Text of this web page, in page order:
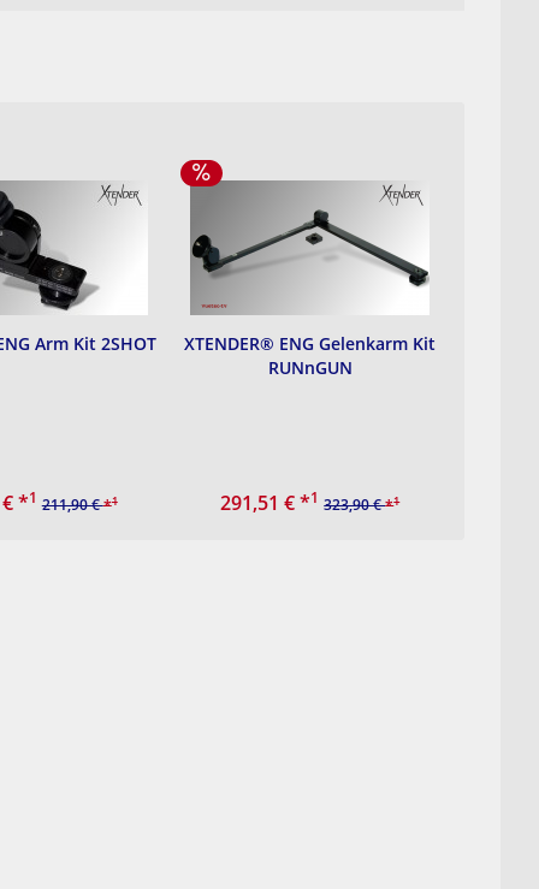
Arm Kit 2SHOT
*1 211,90 €*1
XTENDER® ENG Gelenkarm Kit
RUNnGUN
291,51 €*1 323,90 €*1